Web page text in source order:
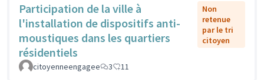
Participation de la ville à
l'installation de dispositifs anti-
moustiques dans les quartiers
résidentiels
Non
retenue
par le tri
citoyen
citoyenneengagee 3 11